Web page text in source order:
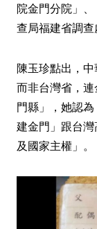
院金門分院」
查局福建省調查
陳玉珍點出，
而非台灣省，
門縣」，她認
建金門」跟台
及國家主權」。